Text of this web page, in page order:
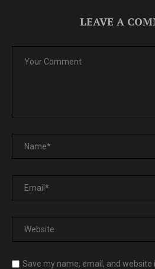
LEAVE A
Save my name, email, and